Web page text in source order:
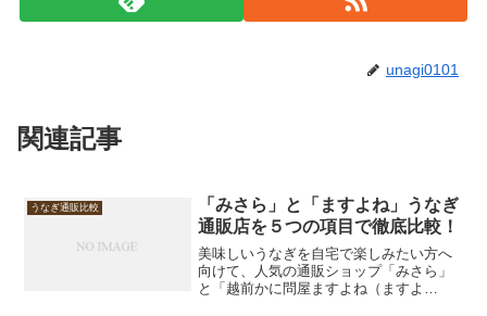
unagi0101
関連記事
うなぎ通販比較
「みさら」と「ますよね」うなぎ
通販店を５つの項目で徹底比較！
美味しいうなぎを自宅で楽しみたい方へ
向けて、人気の通販ショップ「みさら」
と「越前かに問屋ますよね（ますよ